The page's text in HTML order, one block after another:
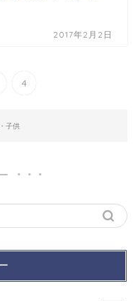
2017年2月2日
4
子供